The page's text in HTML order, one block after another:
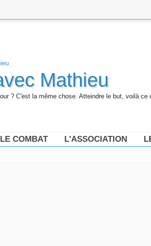
Mathieu
? C'est la même chose. Atteindre le but, voilà ce
LE COMBAT L'ASSOCIATION